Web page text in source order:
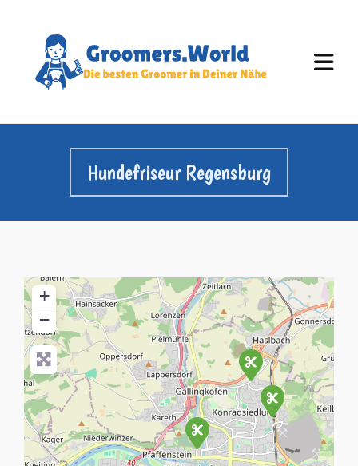
Hundefriseur Regensburg
+
−